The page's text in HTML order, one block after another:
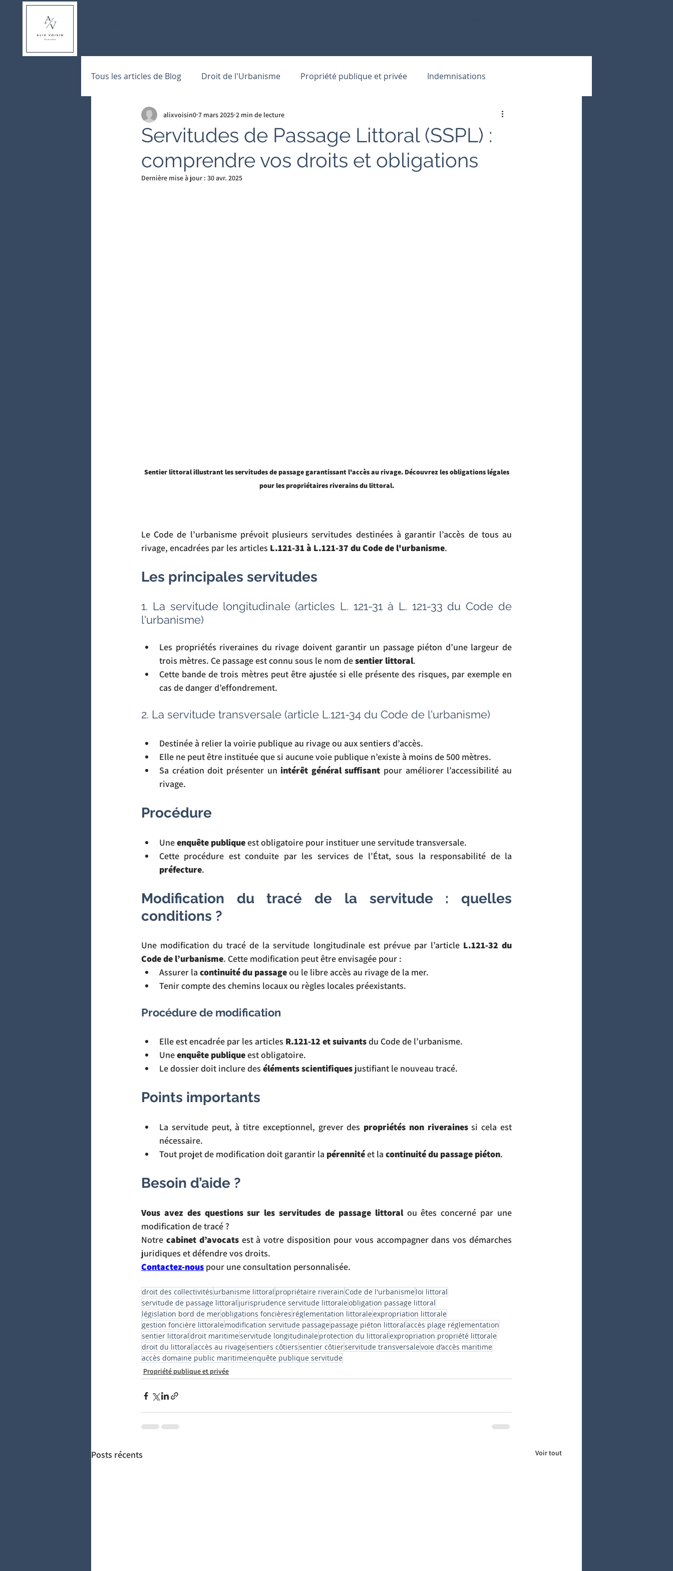
Tous les articles de Blog Droit de l'Urbanisme Propriété publique et privée Indemnisations
Police Administrative Prestations sociales
Servitudes de Passage Littoral (SSPL) :
comprendre vos droits et obligations
alixvoisin0 7 mars 2025 2 min de lecture
Dernière mise à jour : 30 avr. 2025
Sentier littoral illustrant les servitudes de passage garantissant l'accès au rivage. Découvrez les obligations légales
pour les propriétaires riverains du littoral.
Le Code de l’urbanisme prévoit plusieurs servitudes destinées à garantir l’accès de tous au
rivage, encadrées par les articles L.121-31 à L.121-37 du Code de l'urbanisme.
Les principales servitudes
1. La servitude longitudinale (articles L. 121-31 à L. 121-33 du Code de
l'urbanisme)
Les propriétés riveraines du rivage doivent garantir un passage piéton d’une largeur de
trois mètres. Ce passage est connu sous le nom de sentier littoral.
Cette bande de trois mètres peut être ajustée si elle présente des risques, par exemple en
cas de danger d’effondrement.
2. La servitude transversale (article L.121-34 du Code de l'urbanisme)
Destinée à relier la voirie publique au rivage ou aux sentiers d’accès.
Elle ne peut être instituée que si aucune voie publique n’existe à moins de 500 mètres.
Sa création doit présenter un intérêt général suffisant pour améliorer l’accessibilité au
rivage.
Procédure
Une enquête publique est obligatoire pour instituer une servitude transversale.
préfecture.
Modification du tracé de la servitude : quelles
conditions ?
Une modification du tracé de la servitude longitudinale est prévue par l’article L.121-32 du
Code de l’urbanisme. Cette modification peut être envisagée pour :
Assurer la continuité du passage ou le libre accès au rivage de la mer.
Tenir compte des chemins locaux ou règles locales préexistants.
Procédure de modification
Elle est encadrée par les articles R.121-12 et suivants du Code de l’urbanisme.
Une enquête publique est obligatoire.
Le dossier doit inclure des éléments scientifiques justifiant le nouveau tracé.
Points importants
La servitude peut, à titre exceptionnel, grever des propriétés non riveraines si cela est
nécessaire.
Tout projet de modification doit garantir la pérennité et la continuité du passage piéton.
Besoin d’aide ?
Vous avez des questions sur les servitudes de passage littoral ou êtes concerné par une
modification de tracé ?
Notre cabinet d’avocats est à votre disposition pour vous accompagner dans vos démarches
juridiques et défendre vos droits.
Contactez-nous pour une consultation personnalisée.
droit des collectivités urbanisme littoral propriétaire riverain Code de l'urbanismeloi littoral
servitude de passage littoral jurisprudence servitude littoraleobligation passage littoral
législation bord de merobligations foncières réglementation littoraleexpropriation littorale
gestion foncière littoralemodification servitude passagepassage piéton littoralaccès plage réglementation
sentier littoraldroit maritimeservitude longitudinaleprotection du littoralexpropriation propriété littorale
droit du littoralaccès au rivagesentiers côtierssentier côtierservitude transversalevoie d’accès maritime
accès domaine public maritimeenquête publique servitude
Propriété publique et privée
Posts récents Voir tout